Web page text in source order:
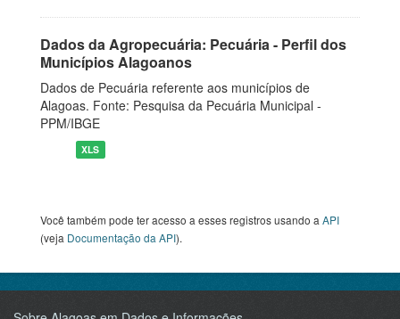
Dados da Agropecuária: Pecuária - Perfil dos
Municípios Alagoanos
Dados de Pecuária referente aos municípios de
Alagoas. Fonte: Pesquisa da Pecuária Municipal -
PPM/IBGE
XLS
Você também pode ter acesso a esses registros usando a API
(veja Documentação da API).